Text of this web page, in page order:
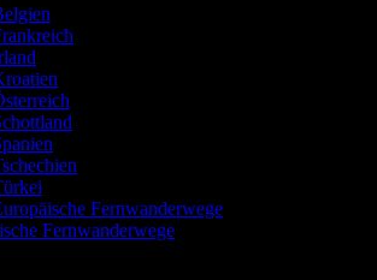
Fernwanderwege
Fernwanderwege